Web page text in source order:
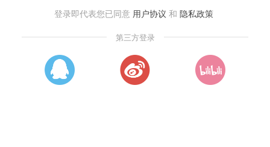
登录即代表您已同意 用户协议 和 隐私政策
第三方登录